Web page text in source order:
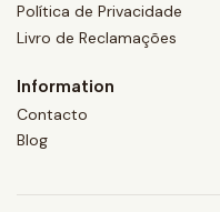
Política de Privacidade
Livro de Reclamações
Information
Contacto
Blog